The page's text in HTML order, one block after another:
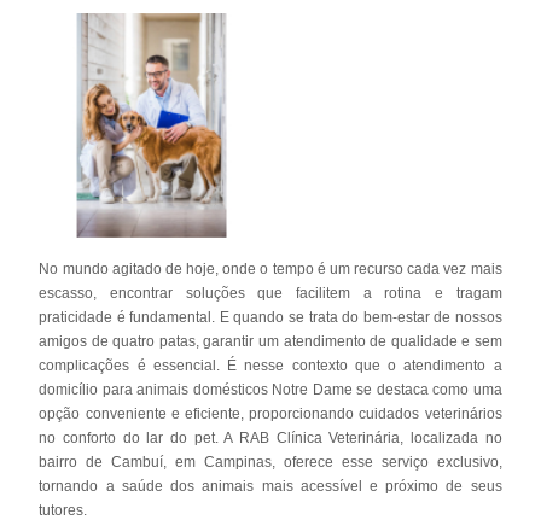
No mundo agitado de hoje, onde o tempo é um recurso cada vez mais
escasso, encontrar soluções que facilitem a rotina e tragam
praticidade é fundamental. E quando se trata do bem-estar de nossos
amigos de quatro patas, garantir um atendimento de qualidade e sem
complicações é essencial. É nesse contexto que o atendimento a
domicílio para animais domésticos Notre Dame se destaca como uma
opção conveniente e eficiente, proporcionando cuidados veterinários
no conforto do lar do pet. A RAB Clínica Veterinária, localizada no
bairro de Cambuí, em Campinas, oferece esse serviço exclusivo,
tornando a saúde dos animais mais acessível e próximo de seus
tutores.